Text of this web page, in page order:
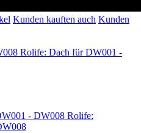
Kunden kauften auch Kunden
Rolife: Dach für DW001 -
Rolife: